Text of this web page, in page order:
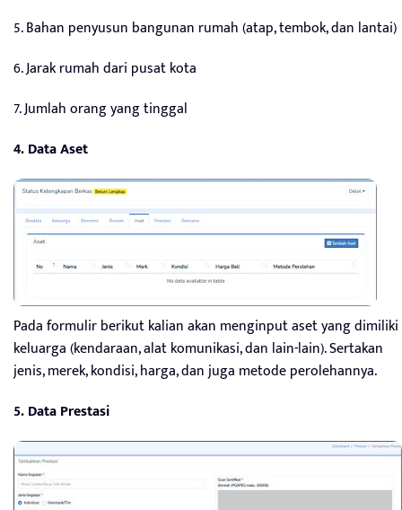
5. Bahan penyusun bangunan rumah (atap, tembok, dan lantai)
6. Jarak rumah dari pusat kota
7. Jumlah orang yang tinggal
4. Data Aset
Pada formulir berikut kalian akan menginput aset yang dimiliki
keluarga (kendaraan, alat komunikasi, dan lain-lain). Sertakan
jenis, merek, kondisi, harga, dan juga metode perolehannya.
5. Data Prestasi